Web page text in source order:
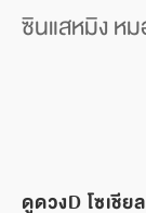
ซินแสหมิง ห
ดูดวงD โซเชีย